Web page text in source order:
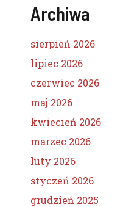
Archiwa
sierpień 2026
lipiec 2026
czerwiec 2026
maj 2026
kwiecień 2026
marzec 2026
luty 2026
styczeń 2026
grudzień 2025